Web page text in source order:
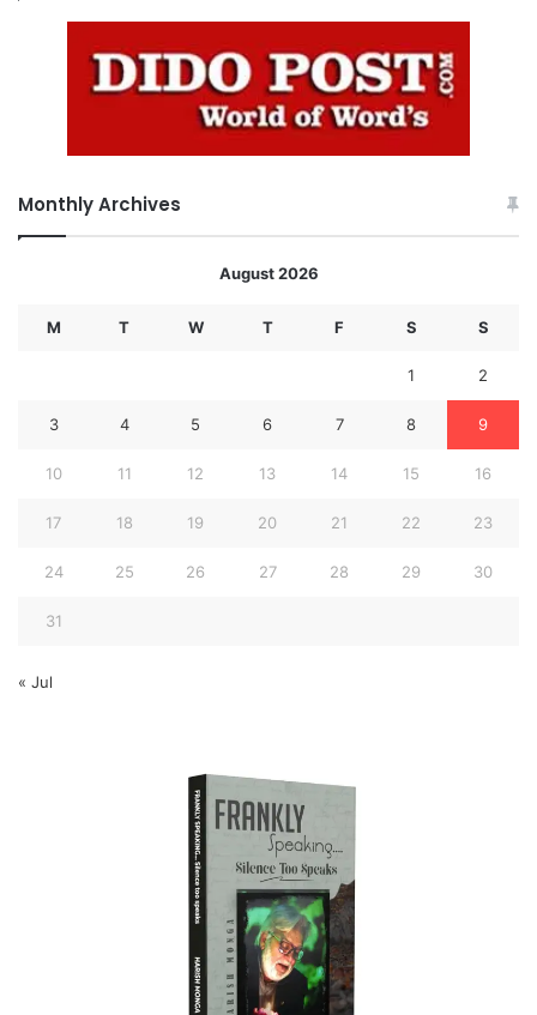
Monthly Archives
August 2026
M T W T F S S
1 2
3 4 5 6 7 8 9
10 11 12 13 14 15 16
17 18 19 20 21 22 23
24 25 26 27 28 29 30
31
« Jul